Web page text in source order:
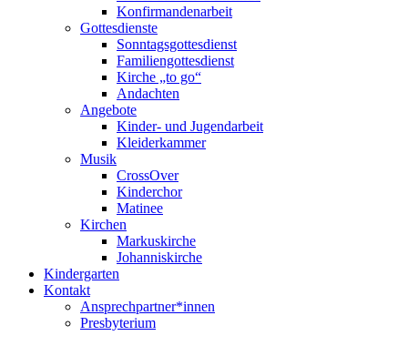
Konfirmandenarbeit
Gottesdienste
Sonntagsgottesdienst
Familiengottesdienst
Kirche „to go“
Andachten
Angebote
Kinder- und Jugendarbeit
Kleiderkammer
Musik
CrossOver
Kinderchor
Matinee
Kirchen
Markuskirche
Johanniskirche
Kindergarten
Kontakt
Ansprechpartner*innen
Presbyterium